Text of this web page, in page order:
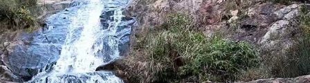
